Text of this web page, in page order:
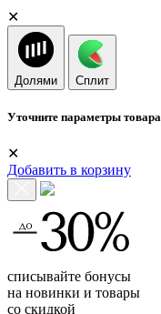
✕
Долями Сплит
Уточните параметры товара
✕
Добавить в корзину
списывайте бонусы
на новинки и товары
со скидкой